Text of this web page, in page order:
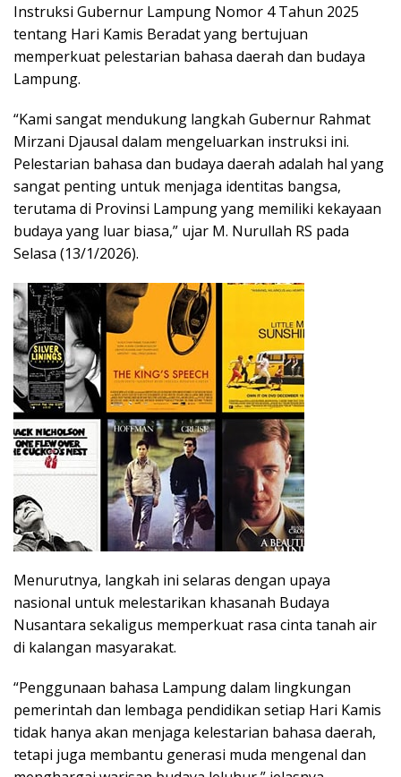
Instruksi Gubernur Lampung Nomor 4 Tahun 2025
tentang Hari Kamis Beradat yang bertujuan
memperkuat pelestarian bahasa daerah dan budaya
Lampung.
“Kami sangat mendukung langkah Gubernur Rahmat
Mirzani Djausal dalam mengeluarkan instruksi ini.
Pelestarian bahasa dan budaya daerah adalah hal yang
sangat penting untuk menjaga identitas bangsa,
terutama di Provinsi Lampung yang memiliki kekayaan
budaya yang luar biasa,” ujar M. Nurullah RS pada
Selasa (13/1/2026).
Menurutnya, langkah ini selaras dengan upaya
nasional untuk melestarikan khasanah Budaya
Nusantara sekaligus memperkuat rasa cinta tanah air
di kalangan masyarakat.
“Penggunaan bahasa Lampung dalam lingkungan
pemerintah dan lembaga pendidikan setiap Hari Kamis
tidak hanya akan menjaga kelestarian bahasa daerah,
tetapi juga membantu generasi muda mengenal dan